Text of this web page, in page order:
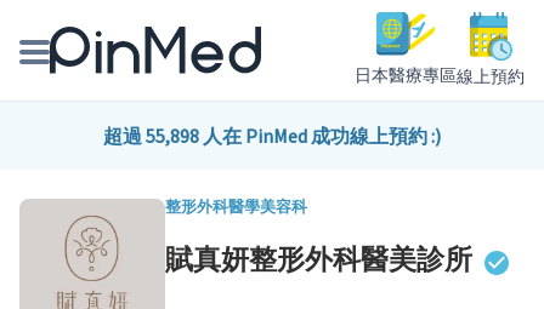
日本醫療專區線上預約
線上預約醫師、院所
醫師專欄專訪
健康主題館
超過 55,898 人在 PinMed 成功線上預約 :)
整形外科醫學美容科
賦真妍整形外科醫美診所